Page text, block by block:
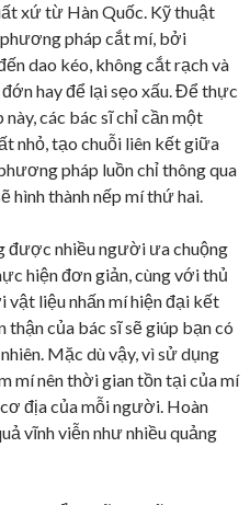
xứ từ Hàn Quốc. Kỹ thuật
pháp cắt mí, bởi
dao kéo, không cắt rạch và
hay để lại sẹo xấu. Để thực
các bác sĩ chỉ cần một
nhỏ, tạo chuỗi liên kết giữa
pháp luồn chỉ thông qua
hình thành nếp mí thứ hai.
được nhiều người ưa chuộng
hiện đơn giản, cùng với thủ
liệu nhấn mí hiện đại kết
thận của bác sĩ sẽ giúp bạn có
Mặc dù vậy, vì sử dụng
mí nên thời gian tồn tại của mí
địa của mỗi người. Hoàn
vĩnh viễn như nhiều quảng